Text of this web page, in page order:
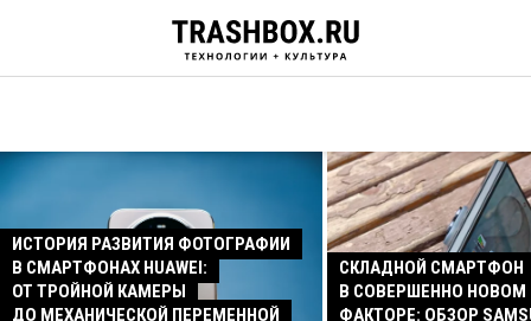
ИСТОРИЯ РАЗВИТИЯ ФОТОГРАФИИ
В СМАРТФОНАХ HUAWEI:
ОТ ТРОЙНОЙ КАМЕРЫ
ДО МЕХАНИЧЕСКОЙ ПЕРЕМЕННОЙ
СКЛАДНОЙ СМАРТФОН
В СОВЕРШЕННО
ФАКТОРЕ: ОБЗОР